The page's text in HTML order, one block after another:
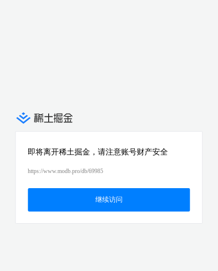
即将离开稀土掘金，请注意账号财产安全
https://www.modb.pro/db/69985
继续访问